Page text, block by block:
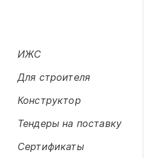
ИЖС
Для строителя
Конструктор
Тендеры на поставку
Сертификаты